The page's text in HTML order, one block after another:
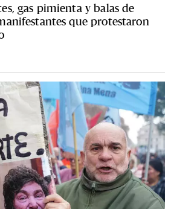
gas pimienta y balas de
que protestaron